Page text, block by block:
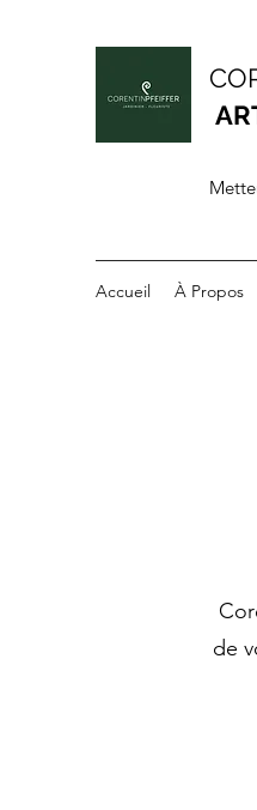
Accueil À Propos
de